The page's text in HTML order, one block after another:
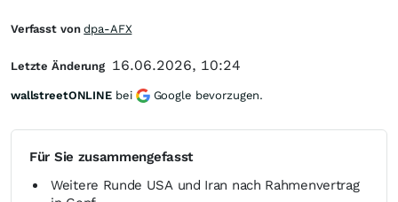
Für Sie zusammengefasst
Weitere Runde USA und Iran nach Rahmenvertrag
Verfasst vondpa-AFX
Letzte Änderung 16.06.2026, 10:24
wallstreetONLINE bei Google bevorzugen.